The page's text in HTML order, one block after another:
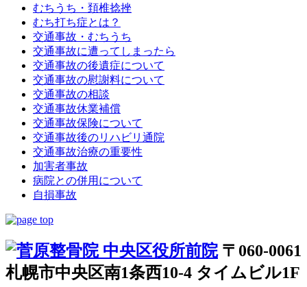
むちうち・頚椎捻挫
むち打ち症とは？
交通事故・むちうち
交通事故に遭ってしまったら
交通事故の後遺症について
交通事故の慰謝料について
交通事故の相談
交通事故休業補償
交通事故保険について
交通事故後のリハビリ通院
交通事故治療の重要性
加害者事故
病院との併用について
自損事故
〒060-0061
札幌市中央区南1条西10-4 タイムビル1F